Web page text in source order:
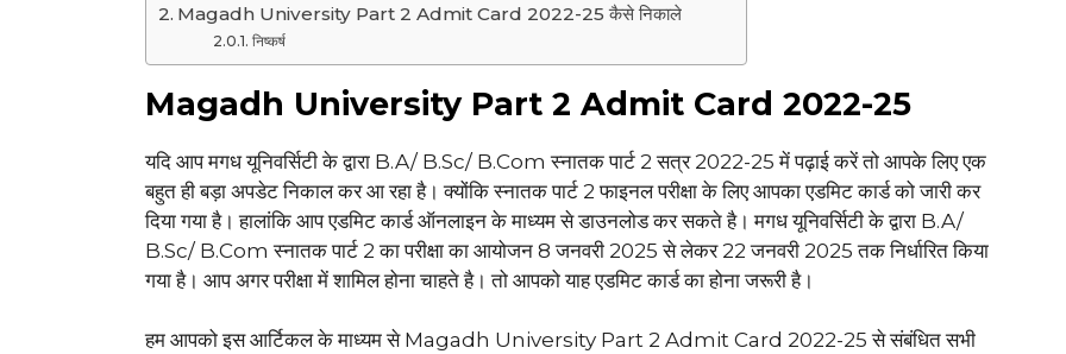
Magadh University Part 2 Admit Card 2022-25 कैसे निकाले
निष्कर्ष
Magadh University Part 2 Admit Card 2022-25
यदि आप मगध यूनिवर्सिटी के द्वारा B.A/ B.Sc/ B.Com स्नातक पार्ट 2 सत्र 2022-25 में पढ़ाई करें तो आपके लिए एक
बहुत ही बड़ा अपडेट निकाल कर आ रहा है। क्योंकि स्नातक पार्ट 2 फाइनल परीक्षा के लिए आपका एडमिट कार्ड को जारी कर
दिया गया है। हालांकि आप एडमिट कार्ड ऑनलाइन के माध्यम से डाउनलोड कर सकते है। मगध यूनिवर्सिटी के द्वारा B.A/
B.Sc/ B.Com स्नातक पार्ट 2 का परीक्षा का आयोजन 8 जनवरी 2025 से लेकर 22 जनवरी 2025 तक निर्धारित किया
गया है। आप अगर परीक्षा में शामिल होना चाहते है। तो आपको याह एडमिट कार्ड का होना जरूरी है।
हम आपको इस आर्टिकल के माध्यम से Magadh University Part 2 Admit Card 2022-25 से संबंधित सभी